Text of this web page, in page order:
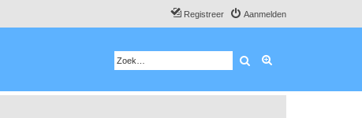
Aanmelden
Registreer
Zoek